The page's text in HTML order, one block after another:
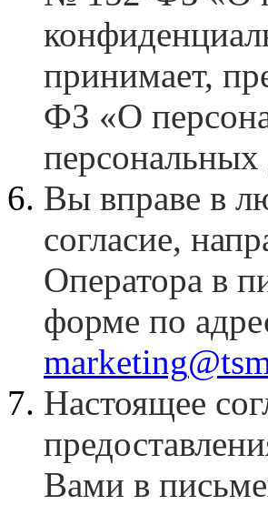
принимает,
ФЗ «О
Вы вправе в
согласие,
Оператора в
форме по
marketing@
Настоящее
Вами в